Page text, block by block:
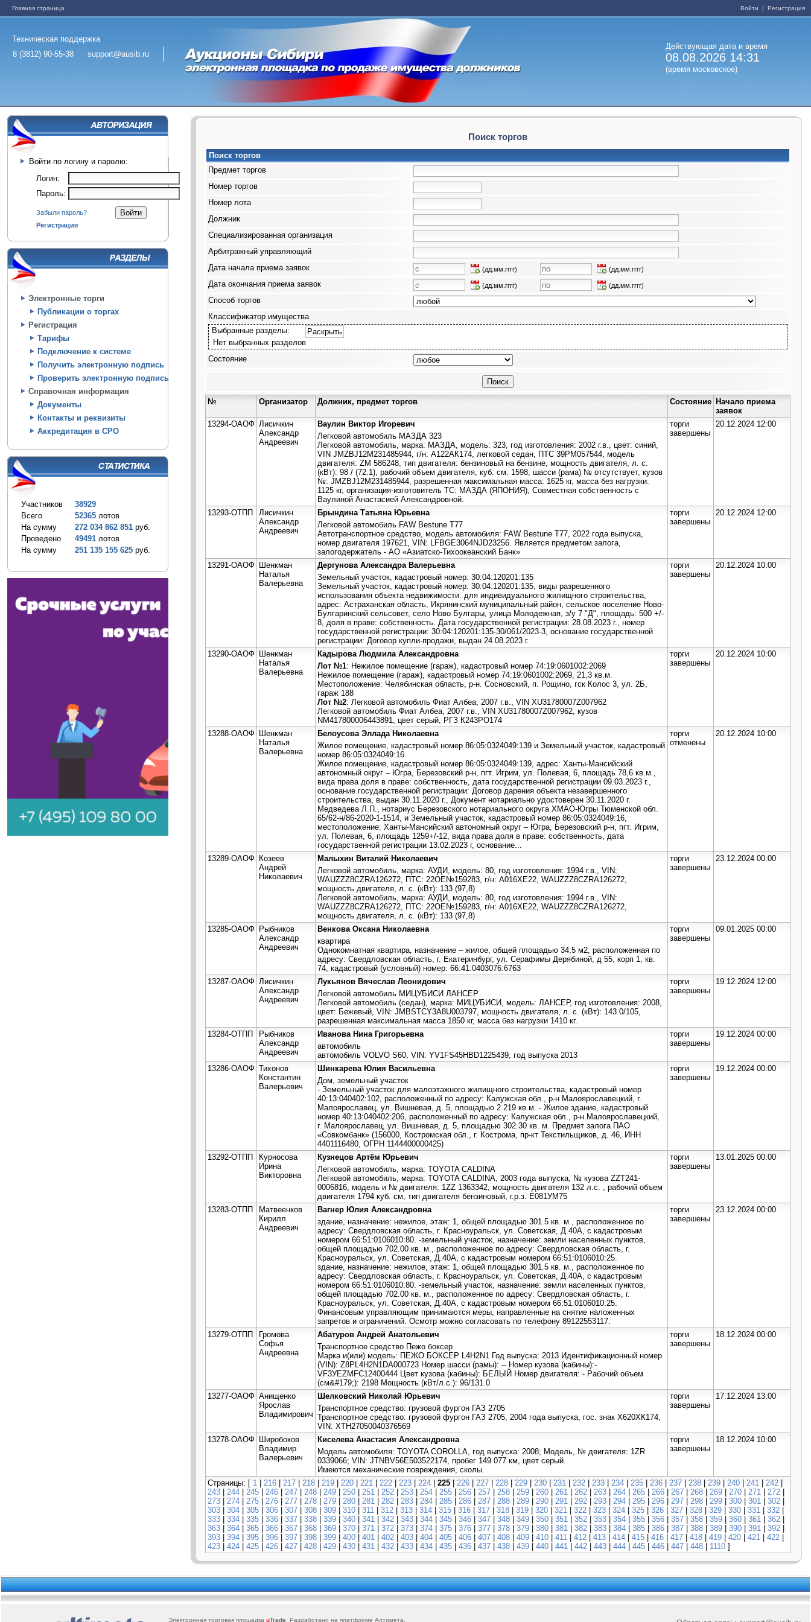
Главная страница Войти | Регистрация
Техническая поддержка
8 (3812) 90-55-38
support@ausib.ru
Действующая дата и время
08.08.2026 14:31
(время московское)
Войти по логину и паролю:
Логин:
Пароль:
Забыли пароль?
Регистрация
Электронные торги
Публикации о торгах
Регистрация
Тарифы
Подключение к системе
Получить электронную подпись
Проверить электронную подпись
Справочная информация
Документы
Контакты и реквизиты
Аккредитация в СРО
Участников
38929
Всего
52365 лотов
На сумму
272 034 862 851 руб.
Проведено
49491 лотов
На сумму
251 135 155 625 руб.
Поиск торгов
Поиск торгов
Предмет торгов
Номер торгов
Номер лота
Должник
Специализированная организация
Арбитражный управляющий
Дата начала приема заявок
(дд.мм.гггг) (дд.мм.гггг)
Дата окончания приема заявок (дд.мм.гггг) (дд.мм.гггг)
Способ торгов
Классификатор имущества
Выбранные разделы:
Раскрыть
Нет выбранных разделов
Состояние
№ Организатор Должник, предмет торгов Состояние Начало приема
заявок
13294-ОАОФ Лисичкин
Александр
Андреевич
Ваулин Виктор Игоревич
Легковой автомобиль МАЗДА 323
Легковой автомобиль, марка: МАЗДА, модель: 323, год изготовления: 2002 г.в., цвет: синий,
VIN JMZBJ12M231485944, г/н: А122АК174, легковой седан, ПТС 39PM057544, модель
двигателя: ZM 586248, тип двигателя: бензиновый на бензине, мощность двигателя, л. с.
(кВт): 98 / (72.1), рабочий объем двигателя, куб. см: 1598, шасси (рама) № отсутствует, кузов
№: JMZBJ12M231485944, разрешенная максимальная масса: 1625 кг, масса без нагрузки:
1125 кг, организация-изготовитель ТС: МАЗДА (ЯПОНИЯ), Совместная собственность с
Ваулиной Анастасией Александровной.
торги
завершены
20.12.2024 12:00
13293-ОТПП
Лисичкин
Александр
Андреевич
Брындина Татьяна Юрьевна
Легковой автомобиль FAW Bestune T77
Автотранспортное средство, модель автомобиля: FAW Bestune T77, 2022 года выпуска,
номер двигателя 197621, VIN: LFBGE3064NJD23256. Является предметом залога,
залогодержатель - АО «Азиатско-Тихоокеанский Банк»
торги
завершены
20.12.2024 12:00
13291-ОАОФ Шенкман
Наталья
Валерьевна
Дергунова Александра Валерьевна
Земельный участок, кадастровый номер: 30:04:120201:135
Земельный участок, кадастровый номер: 30:04:120201:135, виды разрешенного
использования объекта недвижимости: для индивидуального жилищного строительства,
адрес: Астраханская область, Икрянинский муниципальный район, сельское поселение Ново-
Булгаринский сельсовет, село Ново Булгары, улица Молодежная, з/у 7 "Д", площадь: 500 +/-
8, доля в праве: собственность. Дата государственной регистрации: 28.08.2023 г., номер
государственной регистрации: 30:04:120201:135-30/061/2023-3, основание государственной
регистрации: Договор купли-продажи, выдан 24.08.2023 г.
торги
завершены
20.12.2024 10:00
13290-ОАОФ Шенкман
Наталья
Валерьевна
Кадырова Людмила Александровна
Лот №1: Нежилое помещение (гараж), кадастровый номер 74:19:0601002:2069
Нежилое помещение (гараж), кадастровый номер 74:19:0601002:2069, 21,3 кв.м.
Местоположение: Челябинская область, р-н. Сосновский, п. Рощино, гск Колос 3, ул. 2Б,
гараж 188
Лот №2: Легковой автомобиль Фиат Албеа, 2007 г.в., VIN XU31780007Z007962
Легковой автомобиль Фиат Албеа, 2007 г.в., VIN XU31780007Z007962, кузов
NM417800006443891, цвет серый, РГЗ К243РО174
торги
завершены
20.12.2024 10:00
13288-ОАОФ Шенкман
Наталья
Валерьевна
Белоусова Эллада Николаевна
Жилое помещение, кадастровый номер 86:05:0324049:139 и Земельный участок, кадастровый
номер 86:05:0324049:16
Жилое помещение, кадастровый номер 86:05:0324049:139, адрес: Ханты-Мансийский
автономный округ – Югра, Березовский р-н, пгт. Игрим, ул. Полевая, 6, площадь 78,6 кв.м.,
вида права доля в праве: собственность, дата государственной регистрации 09.03.2023 г.,
основание государственной регистрации: Договор дарения объекта незавершенного
строительства, выдан 30.11.2020 г., Документ нотариально удостоверен 30.11.2020 г.
Медведева Л.П., нотариус Березовского нотариального округа ХМАО-Югры Тюменской обл.
65/62-н/86-2020-1-1514, и Земельный участок, кадастровый номер 86:05:0324049:16,
местоположение: Ханты-Мансийский автономный округ – Югра, Березовский р-н, пгт. Игрим,
ул. Полевая, 6, площадь 1259+/-12, вида права доля в праве: собственность, дата
государственной регистрации 13.02.2023 г, основание...
торги
отменены
20.12.2024 10:00
13289-ОАОФ Козеев
Андрей
Николаевич
Малыхин Виталий Николаевич
Легковой автомобиль, марка: АУДИ, модель: 80, год изготовления: 1994 г.в., VIN:
WAUZZZ8CZRA126272, ПТС: 22ОЕ№159283, г/н: А016ХЕ22, WAUZZZ8CZRA126272,
мощность двигателя, л. с. (кВт): 133 (97,8)
Легковой автомобиль, марка: АУДИ, модель: 80, год изготовления: 1994 г.в., VIN:
WAUZZZ8CZRA126272, ПТС: 22ОЕ№159283, г/н: А016ХЕ22, WAUZZZ8CZRA126272,
мощность двигателя, л. с. (кВт): 133 (97,8)
торги
завершены
23.12.2024 00:00
13285-ОАОФ Рыбников
Александр
Андреевич
Венкова Оксана Николаевна
квартира
Однокомнатная квартира, назначение – жилое, общей площадью 34,5 м2, расположенная по
адресу: Свердловская область, г. Екатеринбург, ул. Серафимы Дерябиной, д 55, корп 1, кв.
74, кадастровый (условный) номер: 66:41:0403076:6763
торги
завершены
09.01.2025 00:00
13287-ОАОФ Лисичкин
Александр
Андреевич
Лукьянов Вячеслав Леонидович
Легковой автомобиль МИЦУБИСИ ЛАНСЕР
Легковой автомобиль (седан), марка: МИЦУБИСИ, модель: ЛАНСЕР, год изготовления: 2008,
цвет: Бежевый, VIN: JMBSTCY3A8U003797, мощность двигателя, л. с. (кВт): 143.0/105,
разрешенная максимальная масса 1850 кг, масса без нагрузки 1410 кг.
торги
завершены
19.12.2024 12:00
13284-ОТПП
Рыбников
Александр
Андреевич
Иванова Нина Григорьевна
автомобиль
автомобиль VOLVO S60, VIN: YV1FS45HBD1225439, год выпуска 2013
торги
завершены
19.12.2024 00:00
13286-ОАОФ Тихонов
Константин
Валерьевич
Шинкарева Юлия Васильевна
Дом, земельный участок
- Земельный участок для малоэтажного жилищного строительства, кадастровый номер
40:13:040402:102, расположенный по адресу: Калужская обл., р-н Малоярославецкий, г.
Малоярославец, ул. Вишневая, д. 5, площадью 2 219 кв.м. - Жилое здание, кадастровый
номер 40:13:040402:206, расположенный по адресу: Калужская обл., р-н Малоярославецкий,
г. Малоярославец, ул. Вишневая, д. 5, площадью 302.30 кв. м. Предмет залога ПАО
«Совкомбанк» (156000, Костромская обл., г. Кострома, пр-кт Текстильщиков, д. 46, ИНН
4401116480, ОГРН 1144400000425)
торги
завершены
19.12.2024 00:00
13292-ОТПП
Курносова
Ирина
Викторовна
Кузнецов Артём Юрьевич
Легковой автомобиль, марка: TOYOTA CALDINA
Легковой автомобиль, марка: TOYOTA CALDINA, 2003 года выпуска, № кузова ZZT241-
0006816, модель и № двигателя: 1ZZ 1363342, мощность двигателя 132 л.с. , рабочий объем
двигателя 1794 куб. см, тип двигателя бензиновый, г.р.з. Е081УМ75
торги
завершены
13.01.2025 00:00
13283-ОТПП
Матвеенков
Кирилл
Андреевич
Вагнер Юлия Александровна
здание, назначение: нежилое, этаж: 1, общей площадью 301.5 кв. м., расположенное по
адресу: Свердловская область, г. Красноуральск, ул. Советская, Д.40А, с кадастровым
номером 66:51:0106010:80. -земельный участок, назначение: земли населенных пунктов,
общей площадью 702.00 кв. м., расположенное по адресу: Свердловская область, г.
Красноуральск, ул. Советская, Д.40А, с кадастровым номером 66:51:0106010:25.
здание, назначение: нежилое, этаж: 1, общей площадью 301.5 кв. м., расположенное по
адресу: Свердловская область, г. Красноуральск, ул. Советская, Д.40А, с кадастровым
номером 66:51:0106010:80. -земельный участок, назначение: земли населенных пунктов,
общей площадью 702.00 кв. м., расположенное по адресу: Свердловская область, г.
Красноуральск, ул. Советская, Д.40А, с кадастровым номером 66:51:0106010:25.
Финансовым управляющим принимаются меры, направленные на снятие наложенных
запретов и ограничений. Осмотр можно согласовать по телефону 89122553117.
торги
завершены
23.12.2024 00:00
13279-ОТПП
Громова
Софья
Андреевна
Абатуров Андрей Анатольевич
Транспортное средство Пежо боксер
Марка и(или) модель: ПЕЖО БОКСЕР L4Н2N1 Год выпуска: 2013 Идентификационный номер
(VIN): Z8РL4Н2N1DА000723 Номер шасси (рамы): -- Номер кузова (кабины):-
VF3УЕZМFС12400444 Цвет кузова (кабины): БЕЛЫЙ Номер двигателя: - Рабочий объем
(см&#179;): 2198 Мощность (кВт/л.с.): 96/131.0
торги
завершены
18.12.2024 00:00
13277-ОАОФ Анищенко
Ярослав
Владимирович
Шелковский Николай Юрьевич
Транспортное средство: грузовой фургон ГАЗ 2705
Транспортное средство: грузовой фургон ГАЗ 2705, 2004 года выпуска, гос. знак Х620ХК174,
VIN: XTН27050040376569
торги
завершены
17.12.2024 13:00
13278-ОАОФ Широбоков
Владимир
Валерьевич
Киселева Анастасия Александровна
Модель автомобиля: TOYOTA COROLLA, год выпуска: 2008; Модель, № двигателя: 1ZR
0339066; VIN: JTNBV56E503522174, пробег 149 077 км, цвет серый.
Имеются механические повреждения, сколы.
торги
завершены
18.12.2024 10:00
Страницы: [ 1 | 216 | 217 | 218 | 219 | 220 | 221 | 222 | 223 | 224 | 225 | 226 | 227 | 228 | 229 | 230 | 231 | 232 | 233 | 234 | 235 | 236 | 237 | 238 | 239 | 240 | 241 | 242 |
243 | 244 | 245 | 246 | 247 | 248 | 249 | 250 | 251 | 252 | 253 | 254 | 255 | 256 | 257 | 258 | 259 | 260 | 261 | 262 | 263 | 264 | 265 | 266 | 267 | 268 | 269 | 270 | 271 | 272 |
273 | 274 | 275 | 276 | 277 | 278 | 279 | 280 | 281 | 282 | 283 | 284 | 285 | 286 | 287 | 288 | 289 | 290 | 291 | 292 | 293 | 294 | 295 | 296 | 297 | 298 | 299 | 300 | 301 | 302 |
303 | 304 | 305 | 306 | 307 | 308 | 309 | 310 | 311 | 312 | 313 | 314 | 315 | 316 | 317 | 318 | 319 | 320 | 321 | 322 | 323 | 324 | 325 | 326 | 327 | 328 | 329 | 330 | 331 | 332 |
333 | 334 | 335 | 336 | 337 | 338 | 339 | 340 | 341 | 342 | 343 | 344 | 345 | 346 | 347 | 348 | 349 | 350 | 351 | 352 | 353 | 354 | 355 | 356 | 357 | 358 | 359 | 360 | 361 | 362 |
363 | 364 | 365 | 366 | 367 | 368 | 369 | 370 | 371 | 372 | 373 | 374 | 375 | 376 | 377 | 378 | 379 | 380 | 381 | 382 | 383 | 384 | 385 | 386 | 387 | 388 | 389 | 390 | 391 | 392 |
393 | 394 | 395 | 396 | 397 | 398 | 399 | 400 | 401 | 402 | 403 | 404 | 405 | 406 | 407 | 408 | 409 | 410 | 411 | 412 | 413 | 414 | 415 | 416 | 417 | 418 | 419 | 420 | 421 | 422 |
423 | 424 | 425 | 426 | 427 | 428 | 429 | 430 | 431 | 432 | 433 | 434 | 435 | 436 | 437 | 438 | 439 | 440 | 441 | 442 | 443 | 444 | 445 | 446 | 447 | 448 | 1110 ]
Электронная торговая площадка uTrade . Разработано на платформе Алтимета